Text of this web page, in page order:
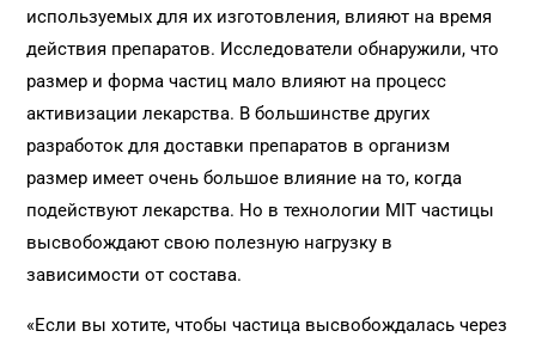
используемых для их изготовления, влияют на время
действия препаратов. Исследователи обнаружили, что
размер и форма частиц мало влияют на процесс
активизации лекарства. В большинстве других
разработок для доставки препаратов в организм
размер имеет очень большое влияние на то, когда
подействуют лекарства. Но в технологии MIT частицы
высвобождают свою полезную нагрузку в
зависимости от состава.
«Если вы хотите, чтобы частица высвобождалась через